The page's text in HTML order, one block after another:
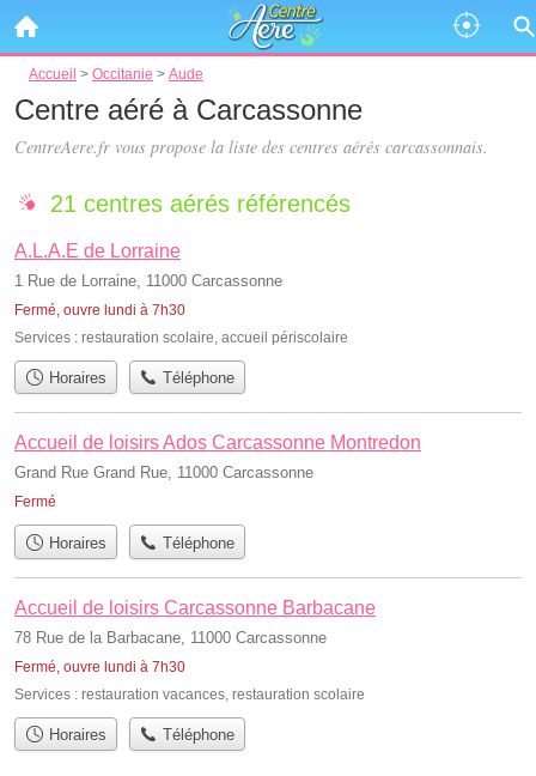
Accueil > Occitanie > Aude
Centre aéré à Carcassonne
CentreAere.fr vous propose la liste des centres aérés carcassonnais.
21 centres aérés référencés
A.L.A.E de Lorraine
1 Rue de Lorraine, 11000 Carcassonne
Fermé, ouvre lundi à 7h30
Services : restauration scolaire, accueil périscolaire
Horaires Téléphone
Accueil de loisirs Ados Carcassonne Montredon
Grand Rue Grand Rue, 11000 Carcassonne
Fermé
Horaires Téléphone
Accueil de loisirs Carcassonne Barbacane
78 Rue de la Barbacane, 11000 Carcassonne
Fermé, ouvre lundi à 7h30
Services : restauration vacances restauration scolaire
Horaires Téléphone